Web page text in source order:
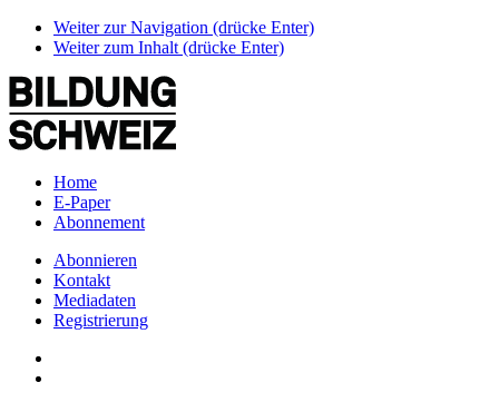
Weiter zur Navigation (drücke Enter)
Weiter zum Inhalt (drücke Enter)
Home
E-Paper
Abonnement
Abonnieren
Kontakt
Mediadaten
Registrierung